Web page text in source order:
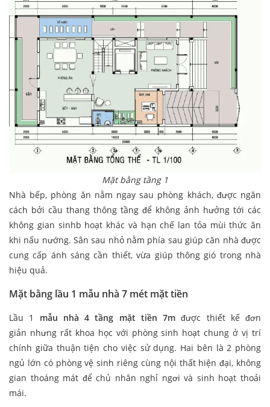
Mặt bằng tầng 1
Nhà bếp, phòng ăn nằm ngay sau phòng khách, được ngăn
cách bởi cầu thang thông tầng để không ảnh hưởng tới các
không gian sinhb hoạt khác và hạn chế lan tỏa mùi thức ăn
khi nấu nướng. Sân sau nhỏ nằm phía sau giúp căn nhà được
cung cấp ánh sáng cần thiết, vừa giúp thông gió trong nhà
hiệu quả.
Mặt bằng lầu 1 mẫu nhà 7 mét mặt tiền
Lầu 1 mẫu nhà 4 tầng mặt tiền 7m được thiết kế đơn
giản nhưng rất khoa học với phòng sinh hoạt chung ở vị trí
chính giữa thuận tiện cho việc sử dụng. Hai bên là 2 phòng
ngủ lớn có phòng vệ sinh riêng cùng nội thất hiện đại, không
gian thoáng mát để chủ nhân nghỉ ngơi và sinh hoạt thoải
mái.